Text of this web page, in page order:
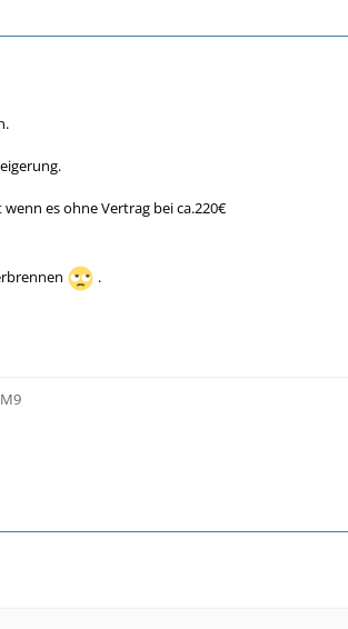
es ohne Vertrag bei ca.220€
.